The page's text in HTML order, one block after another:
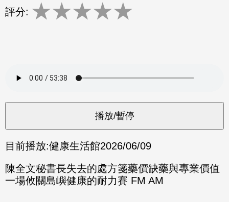
評分: ★★★★★
目前播放:健康生活館2026/06/09
陳全文秘書長失去的處方箋藥價缺藥與專業價值
一場攸關島嶼健康的耐力賽 FM AM